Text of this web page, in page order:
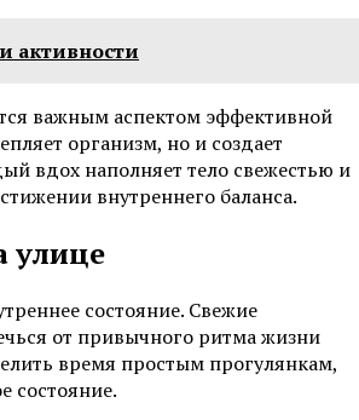
активности
важным аспектом эффективной
организм, но и создает
вдох наполняет тело свежестью и
внутреннего баланса.
улице
состояние. Свежие
от привычного ритма жизни
время простым прогулянкам,
состояние.